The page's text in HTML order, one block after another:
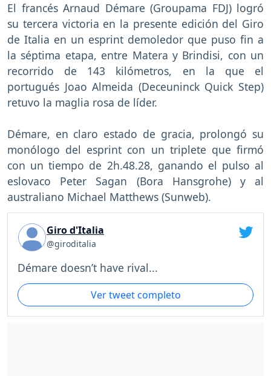
El francés Arnaud Démare (Groupama FDJ) logró
su tercera victoria en la presente edición del Giro
de Italia en un esprint demoledor que puso fin a
la séptima etapa, entre Matera y Brindisi, con un
recorrido de 143 kilómetros, en la que el
portugués Joao Almeida (Deceuninck Quick Step)
retuvo la maglia rosa de líder.
Démare, en claro estado de gracia, prolongó su
monólogo del esprint con un triplete que firmó
con un tiempo de 2h.48.28, ganando el pulso al
eslovaco Peter Sagan (Bora Hansgrohe) y al
australiano Michael Matthews (Sunweb).
Giro d'Italia
@giroditalia
Démare doesn’t have rival...
Ver tweet completo